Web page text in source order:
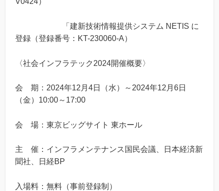
「建新技術情報提供システム NETIS に
登録（登録番号：KT-230060-A）
〈社会インフラテック2024開催概要〉
会 期：2024年12月4日（水）～2024年12月6日
（金）10:00～17:00
会 場：東京ビッグサイト 東ホール
主 催：インフラメンテナンス国民会議、日本経済新
聞社、日経BP
入場料：無料（事前登録制）